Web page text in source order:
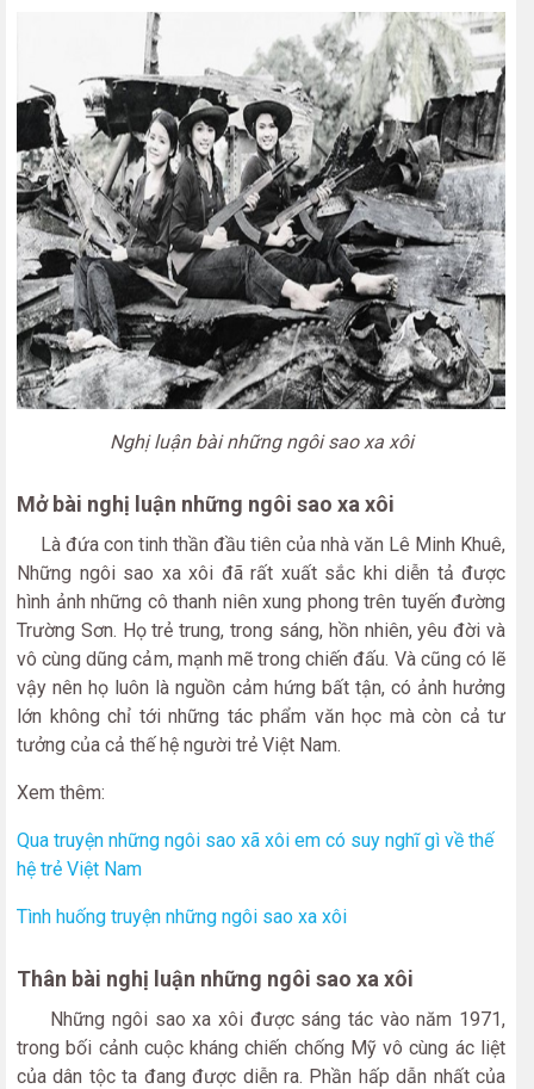
Nghị luận bài những ngôi sao xa xôi
Mở bài nghị luận những ngôi sao xa xôi
Là đứa con tinh thần đầu tiên của nhà văn Lê Minh Khuê,
Những ngôi sao xa xôi đã rất xuất sắc khi diễn tả được
hình ảnh những cô thanh niên xung phong trên tuyến đường
Trường Sơn. Họ trẻ trung, trong sáng, hồn nhiên, yêu đời và
vô cùng dũng cảm, mạnh mẽ trong chiến đấu. Và cũng có lẽ
vậy nên họ luôn là nguồn cảm hứng bất tận, có ảnh hưởng
lớn không chỉ tới những tác phẩm văn học mà còn cả tư
tưởng của cả thế hệ người trẻ Việt Nam.
Xem thêm:
Qua truyện những ngôi sao xã xôi em có suy nghĩ gì về thế
hệ trẻ Việt Nam
Tình huống truyện những ngôi sao xa xôi
Thân bài nghị luận những ngôi sao xa xôi
Những ngôi sao xa xôi được sáng tác vào năm 1971,
trong bối cảnh cuộc kháng chiến chống Mỹ vô cùng ác liệt
của dân tộc ta đang được diễn ra. Phần hấp dẫn nhất của